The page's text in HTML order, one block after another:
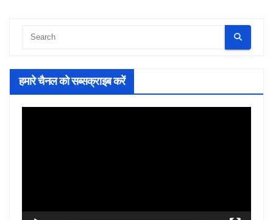
हमारे चैनल को सब्सक्राइब करें